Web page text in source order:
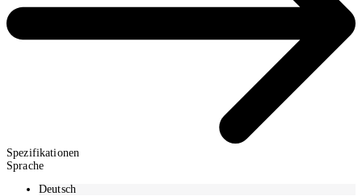
Spezifikationen
Sprache
Deutsch